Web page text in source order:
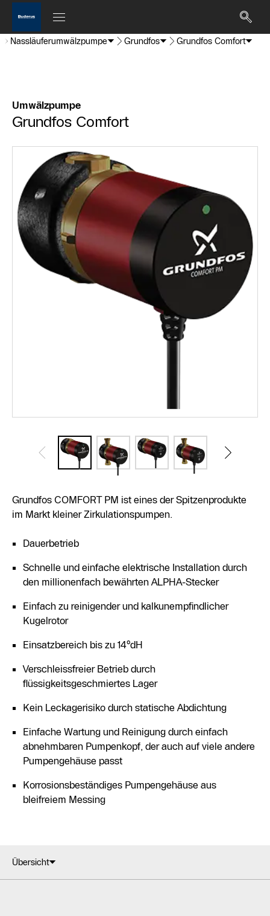
Nassläuferumwälzpumpe Grundfos Grundfos Comfort
Umwälzpumpe
Grundfos Comfort
Grundfos COMFORT PM ist eines der Spitzenprodukte
im Markt kleiner Zirkulationspumpen.
Dauerbetrieb
Schnelle und einfache elektrische Installation durch
den millionenfach bewährten ALPHA-Stecker
Einfach zu reinigender und kalkunempfindlicher
Kugelrotor
Einsatzbereich bis zu 14°dH
Verschleissfreier Betrieb durch
flüssigkeitsgeschmiertes Lager
Kein Leckagerisiko durch statische Abdichtung
Einfache Wartung und Reinigung durch einfach
abnehmbaren Pumpenkopf, der auch auf viele andere
Pumpengehäuse passt
Korrosionsbeständiges Pumpengehäuse aus
bleifreiem Messing
Übersicht